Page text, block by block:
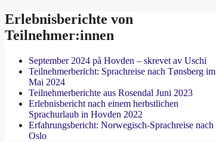
Erlebnisberichte von
Teilnehmer:innen
September 2024 på Hovden – skrevet av Uschi
Teilnehmerbericht: Sprachreise nach Tønsberg im
Mai 2024
Teilnehmerberichte aus Rosendal Juni 2023
Erlebnisbericht nach einem herbstlichen
Sprachurlaub in Hovden 2022
Erfahrungsbericht: Norwegisch-Sprachreise nach
Oslo